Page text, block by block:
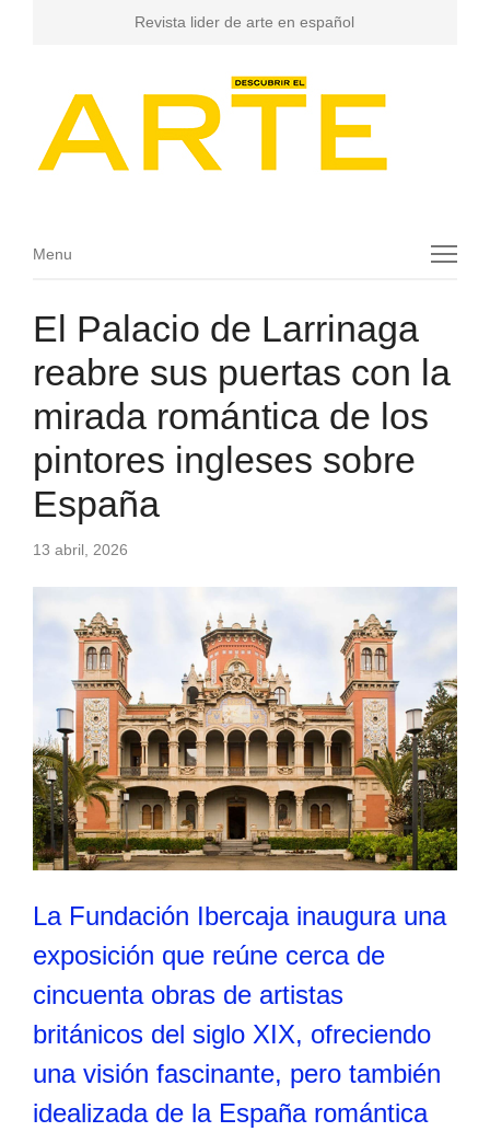
Revista lider de arte en español
Menu
Menu
El Palacio de Larrinaga
reabre sus puertas con la
mirada romántica de los
pintores ingleses sobre
España
13 abril, 2026
La Fundación Ibercaja inaugura una
exposición que reúne cerca de
cincuenta obras de artistas
británicos del siglo XIX, ofreciendo
una visión fascinante, pero también
idealizada de la España romántica